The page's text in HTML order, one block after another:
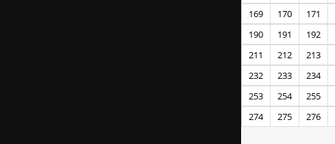
169
170 171
190
191 192
211
212 213
232
233 234
253
254 255
274
275 276